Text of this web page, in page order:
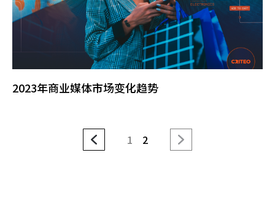
2023年商业媒体市场变化趋势
1 2